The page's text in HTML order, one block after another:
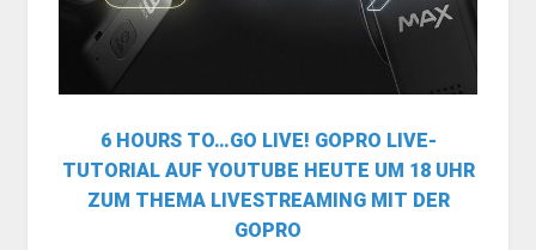
6 HOURS TO…GO LIVE! GOPRO LIVE-
TUTORIAL AUF YOUTUBE HEUTE UM 18 UHR
ZUM THEMA LIVESTREAMING MIT DER
GOPRO